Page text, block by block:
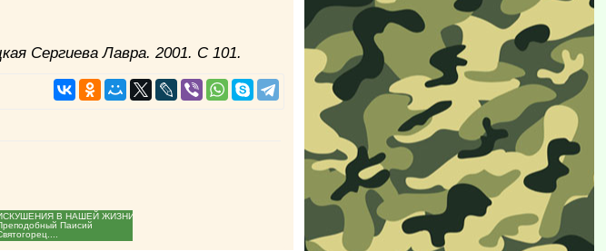
Сергиева Лавра. 2001. С 101.
В НАШЕЙ ЖИЗНИ.
Паисий